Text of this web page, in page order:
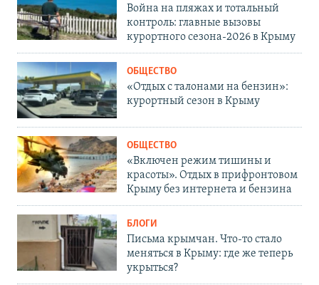
Война на пляжах и тотальный
контроль: главные вызовы
курортного сезона-2026 в Крыму
ОБЩЕСТВО
«Отдых с талонами на бензин»:
курортный сезон в Крыму
ОБЩЕСТВО
«Включен режим тишины и
красоты». Отдых в прифронтовом
Крыму без интернета и бензина
БЛОГИ
Письма крымчан. Что-то стало
меняться в Крыму: где же теперь
укрыться?